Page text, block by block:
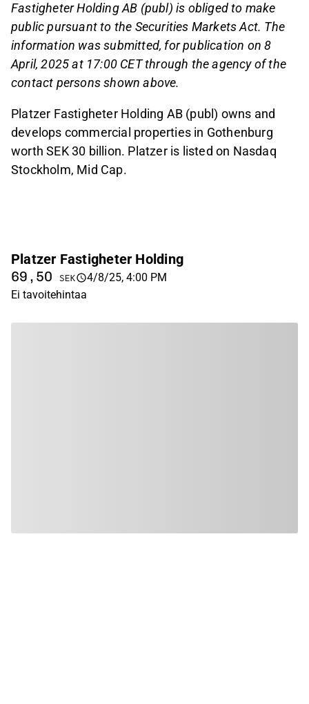
Fastigheter Holding AB (publ) is obliged to make
public pursuant to the Securities Markets Act. The
information was submitted, for publication on 8
April, 2025 at 17:00 CET through the agency of the
contact persons shown above.
Platzer Fastigheter Holding AB (publ) owns and
develops commercial properties in Gothenburg
worth SEK 30 billion. Platzer is listed on Nasdaq
Stockholm, Mid Cap.
Platzer Fastigheter Holding
69,50 SEK
4/8/25, 4:00 PM
Ei tavoitehintaa